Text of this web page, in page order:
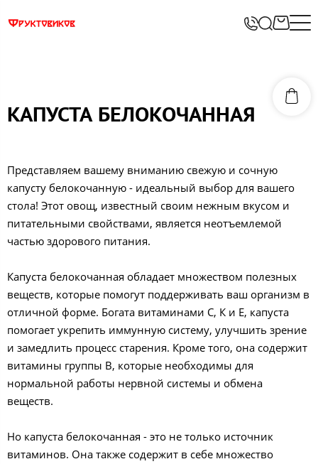
КАПУСТА БЕЛОКОЧАННАЯ
Представляем вашему вниманию свежую и сочную
капусту белокочанную - идеальный выбор для вашего
стола! Этот овощ, известный своим нежным вкусом и
питательными свойствами, является неотъемлемой
частью здорового питания.
Капуста белокочанная обладает множеством полезных
веществ, которые помогут поддерживать ваш организм в
отличной форме. Богата витаминами С, К и Е, капуста
помогает укрепить иммунную систему, улучшить зрение
и замедлить процесс старения. Кроме того, она содержит
витамины группы В, которые необходимы для
нормальной работы нервной системы и обмена
веществ.
Но капуста белокочанная - это не только источник
витаминов. Она также содержит в себе множество